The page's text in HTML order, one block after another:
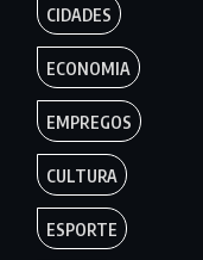
CIDADES
ECONOMIA
EMPREGOS
CULTURA
ESPORTE